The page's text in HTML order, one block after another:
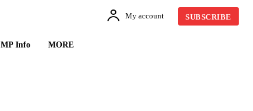
My account SUBSCRIBE
MP Info MORE